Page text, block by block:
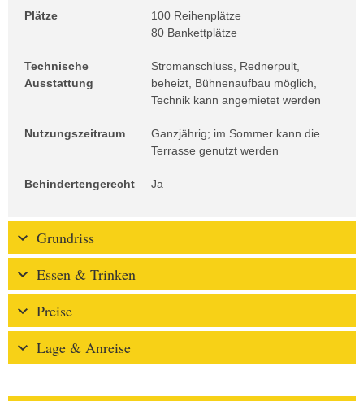
Plätze
100 Reihenplätze
80 Bankettplätze
Technische
Ausstattung
Stromanschluss, Rednerpult,
beheizt, Bühnenaufbau möglich,
Technik kann angemietet werden
Nutzungszeitraum
Ganzjährig; im Sommer kann die
Terrasse genutzt werden
Behindertengerecht Ja
Grundriss
Essen & Trinken
Preise
Lage & Anreise